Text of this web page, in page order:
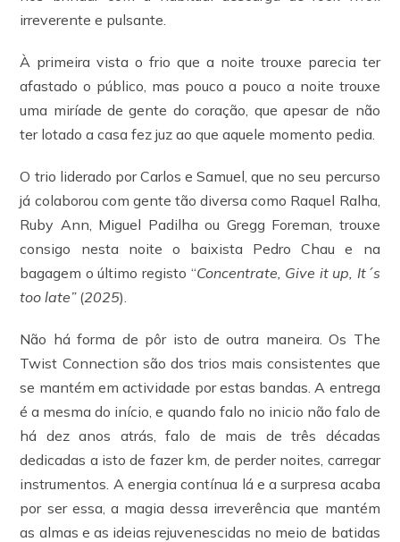
irreverente e pulsante.
À primeira vista o frio que a noite trouxe parecia ter
afastado o público, mas pouco a pouco a noite trouxe
uma miríade de gente do coração, que apesar de não
ter lotado a casa fez juz ao que aquele momento pedia.
O trio liderado por Carlos e Samuel, que no seu percurso
já colaborou com gente tão diversa como Raquel Ralha,
Ruby Ann, Miguel Padilha ou Gregg Foreman, trouxe
consigo nesta noite o baixista Pedro Chau e na
bagagem o último registo “Concentrate, Give it up, It´s
too late”(2025).
Não há forma de pôr isto de outra maneira. Os The
Twist Connection são dos trios mais consistentes que
se mantém em actividade por estas bandas. A entrega
é a mesma do início, e quando falo no inicio não falo de
há dez anos atrás, falo de mais de três décadas
dedicadas a isto de fazer km, de perder noites, carregar
instrumentos. A energia contínua lá e a surpresa acaba
por ser essa, a magia dessa irreverência que mantém
as almas e as ideias rejuvenescidas no meio de batidas